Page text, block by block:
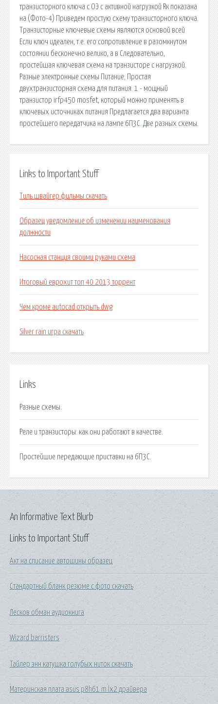
транзисторного ключа с ОЭ c активной нагрузкой Rк показана
на (Фото-4) Приведем простую схему транзисторного ключа.
Транзисторные ключевые схемы являются основой всей
Если ключ идеален, т.е. его сопротивление в разомкнутом
состоянии бесконечно велико, а в Следовательно,
простейшая ключевая схема на транзисторе с нагрузкой.
Разные электронные схемы Питание; Простая
двухтранзисторная схема для питания. 1 - мощный
транзистор irfp450 mosfet, который можно применять в
ключевых источниках питания Предлагается два варианта
простейшего передатчика на лампе 6П3С. Две разных схемы.
Links to Important Stuff
Тиль швайгер фильмы скачать
Образец уведомление об изменении наименования
должности
Насосная станция своими руками схема
Итоговый еврохит топ 40 2013 торрент
Чем кроме autocad открыть dwg
Silver rain игра скачать
Links
Разные схемы.
Реле и транзисторы: как они работают в качестве.
Простейшие передающие приставки на 6П3С.
Links to Important Stuff
Акт на списание автошины образец
Стандартный бланк резюме с фото скачать
Лесков обман аудиокнига
Wizard barristers
Тайлер энн катушка голубых ниток скачать
Материнская плата asus p8h61 m lx2 драйвера
An Informative Text Blurb